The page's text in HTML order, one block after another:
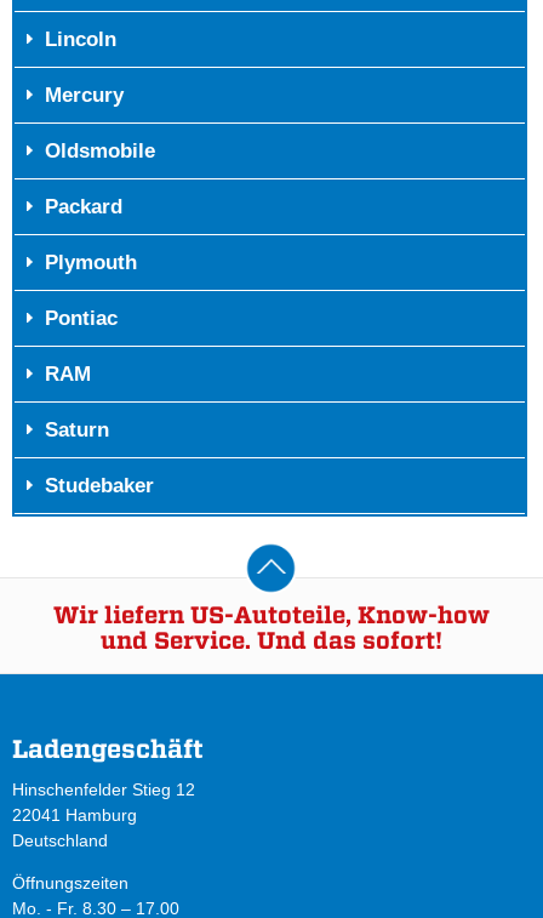
Lincoln
Mercury
Oldsmobile
Packard
Plymouth
Pontiac
RAM
Saturn
Studebaker
Wir liefern US-Autoteile, Know-how
und Service. Und das sofort!
Ladengeschäft
Hinschenfelder Stieg 12
22041 Hamburg
Deutschland
Öffnungszeiten
Mo. - Fr. 8.30 – 17.00